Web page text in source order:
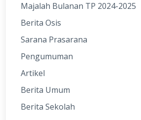
Majalah Bulanan TP 2024-2025
Berita Osis
Sarana Prasarana
Pengumuman
Artikel
Berita Umum
Berita Sekolah